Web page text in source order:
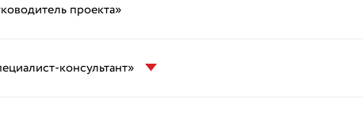
проекта»
консультант»